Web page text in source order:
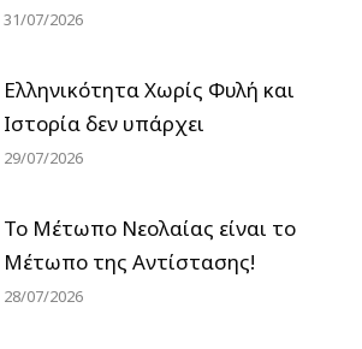
31/07/2026
Ελληνικότητα Χωρίς Φυλή και
Ιστορία δεν υπάρχει
29/07/2026
Το Μέτωπο Νεολαίας είναι το
Μέτωπο της Αντίστασης!
28/07/2026